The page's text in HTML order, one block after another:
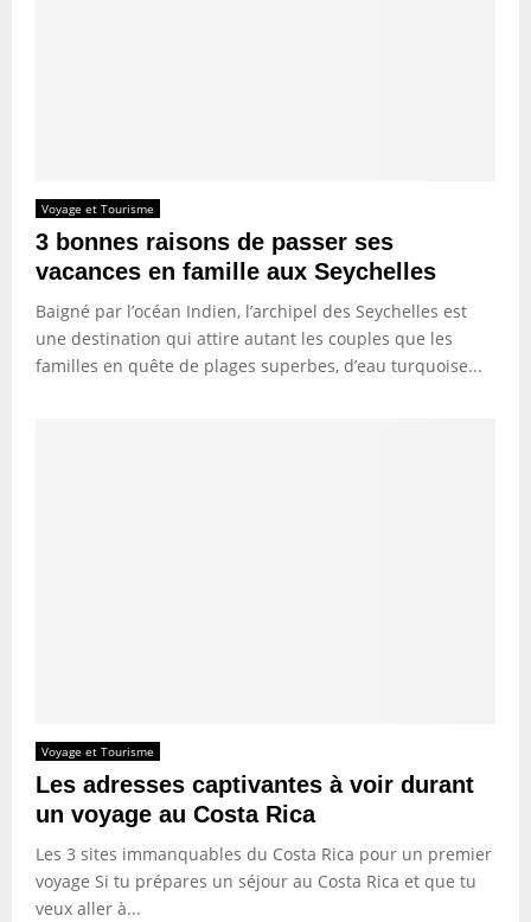
Voyage et Tourisme
3 bonnes raisons de passer ses
vacances en famille aux Seychelles
Baigné par l’océan Indien, l’archipel des Seychelles est
une destination qui attire autant les couples que les
familles en quête de plages superbes, d’eau turquoise...
Voyage et Tourisme
Les adresses captivantes à voir durant
un voyage au Costa Rica
Les 3 sites immanquables du Costa Rica pour un premier
voyage Si tu prépares un séjour au Costa Rica et que tu
veux aller à...